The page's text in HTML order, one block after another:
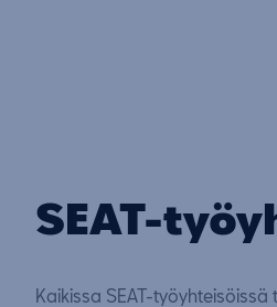
SEAT-
Kaikissa SEAT-